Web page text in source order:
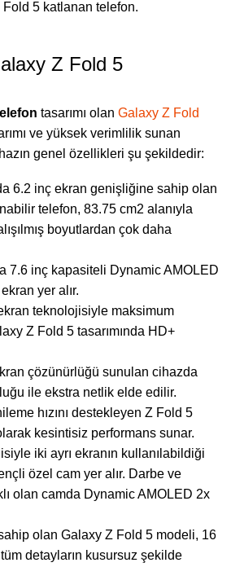
Z Fold 5
tasarımı olan Galaxy Z Fold
ve yüksek verimlilik sunan
genel özellikleri şu şekildedir:
6.2 inç ekran genişliğine sahip olan
telefon, 83.75 cm2 alanıyla
boyutlardan çok daha
inç kapasiteli Dynamic AMOLED
yer alır.
teknolojisiyle maksimum
Z Fold 5 tasarımında HD+
çözünürlüğü sunulan cihazda
ile ekstra netlik elde edilir.
hızını destekleyen Z Fold 5
kesintisiz performans sunar.
iki ayrı ekranın kullanılabildiği
özel cam yer alır. Darbe ve
olan camda Dynamic AMOLED 2x
olan Galaxy Z Fold 5 modeli, 16
detayların kusursuz şekilde